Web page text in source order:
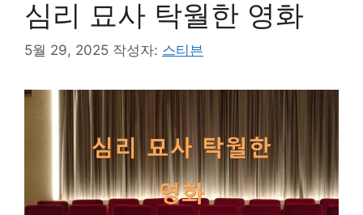
심리 묘사 탁월한 영화
5월 29, 2025 작성자: 스티븐